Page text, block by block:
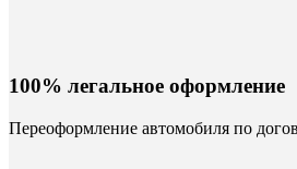
100% легальное оформление
Переоформление автомобиля по